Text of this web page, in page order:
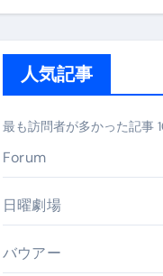
安で手に入れる方法
イド
実践大全
。いま選ばれている新
レ #美容 #健康 #雑学
人気記事
最も訪問者が多かった記事
Forum
日曜劇場
バウアー